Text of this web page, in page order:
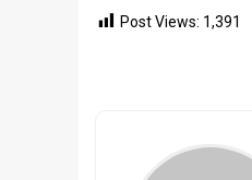
Post Views: 1,391